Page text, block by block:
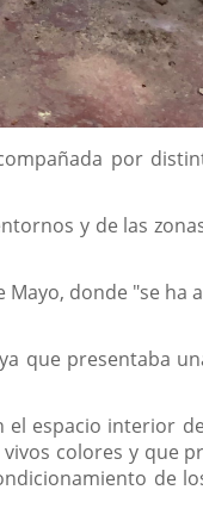
por
y de las
donde "se ha
que presentaba
el espacio interior
colores y que
de